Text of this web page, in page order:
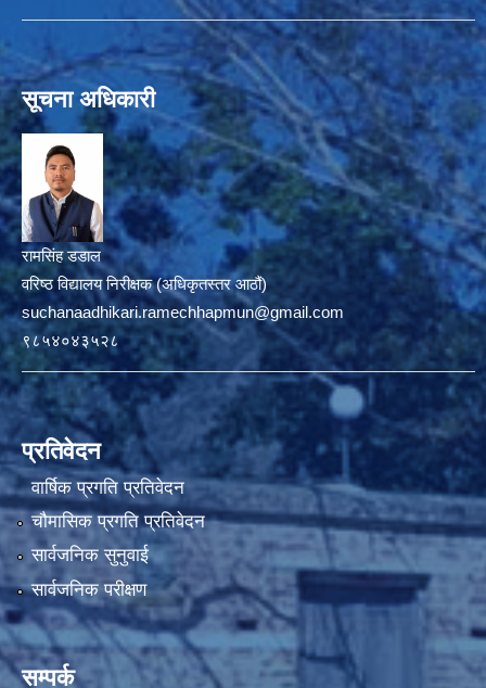
सूचना अधिकारी
रामसिंह डडाल
वरिष्ठ विद्यालय निरीक्षक (अधिकृतस्तर आठौं)
suchanaadhikari.ramechhapmun@gmail.com
९८५४०४३५२८
प्रतिवेदन
वार्षिक प्रगति प्रतिवेदन
चौमासिक प्रगति प्रतिवेदन
सार्वजनिक सुनुवाई
सार्वजनिक परीक्षण
सम्पर्क